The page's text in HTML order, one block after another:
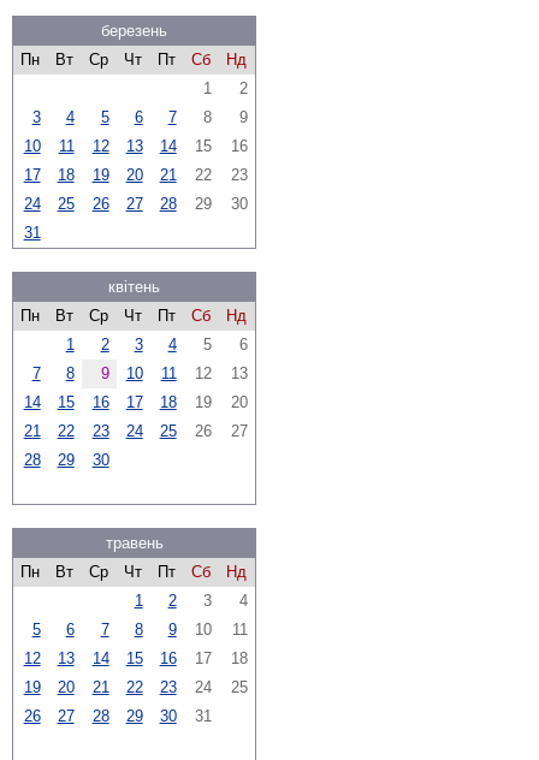
березень
Пн
Вт Ср Чт Пт Сб
Нд
1
2
3
4 5 6 7 8
9
10
11 12 13 14 15
16
17
18 19 20 21 22
23
24
25 26 27 28 29
30
31
квітень
Пн
Вт Ср Чт Пт Сб
Нд
1
2 3 4 5
6
7
8 9 10 11 12
13
14
15 16 17 18 19
20
21
22 23 24 25 26
27
28
29 30
травень
Пн
Вт Ср Чт Пт Сб
Нд
1
2 3
4
5
6 7 8 9 10
11
12
13 14 15 16 17
18
19
20 21 22 23 24
25
26
27 28 29 30 31